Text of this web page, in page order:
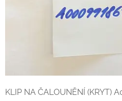
KLIP NA ČALOUNĚNÍ (KRYT)